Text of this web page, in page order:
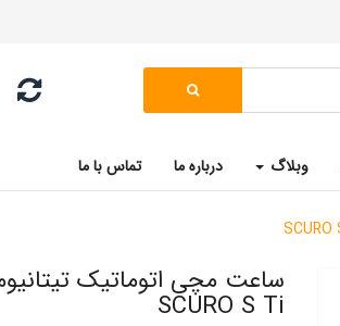
وبلاگ درباره ما تماس با ما
ساعت مچی اتوماتیک
SCURO S Ti